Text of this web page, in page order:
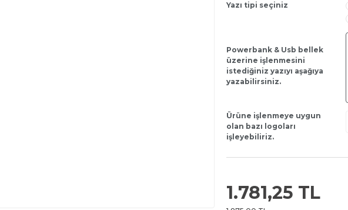
Yazı tipi seçiniz
Powerbank & Usb bellek
üzerine işlenmesini
istediğiniz yazıyı aşağıya
yazabilirsiniz.
Ürüne işlenmeye uygun
olan bazı logoları
işleyebiliriz.
1.781,25 TL